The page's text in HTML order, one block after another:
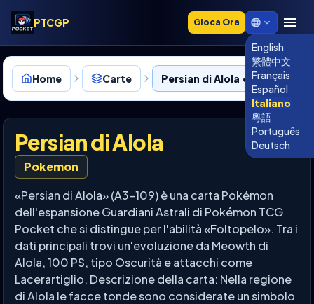
PTCGP Gioca Ora
English
繁體中文
Français
Español
Italiano
粵語
Português
Deutsch
Home Carte Persian di Alola • A3-109
Persian di Alola
Pokemon
«Persian di Alola» (A3-109) è una carta Pokémon
dell'espansione Guardiani Astrali di Pokémon TCG
Pocket che si distingue per l'abilità «Foltopelo». Tra i
dati principali trovi un'evoluzione da Meowth di
Alola, 100 PS, tipo Oscurità e attacchi come
Lacerartiglio. Descrizione della carta: Nella regione
di Alola le facce tonde sono considerate un simbolo